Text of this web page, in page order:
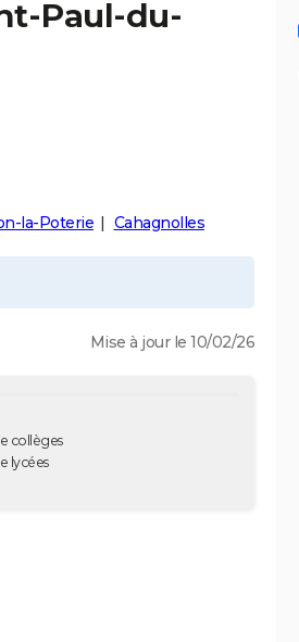
Paul-du-
la-Poterie Cahagnolles
Mise à jour le 10/02/26
collèges
lycées